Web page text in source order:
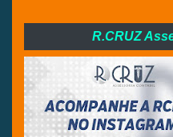
R.CRUZ